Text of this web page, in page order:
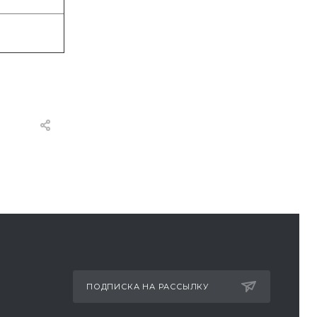
ПОДПИСКА НА РАССЫЛКУ